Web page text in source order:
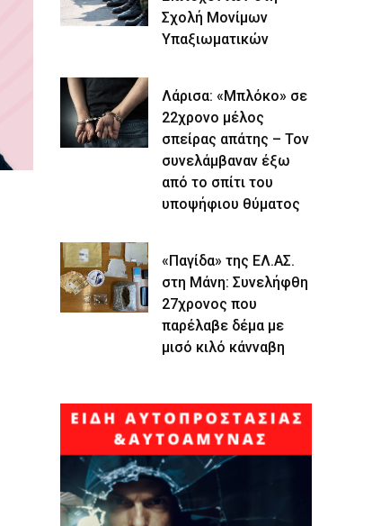
Σχολή Μονίμων
Υπαξιωματικών
Λάρισα: «Μπλόκο» σε
22χρονο μέλος
σπείρας απάτης – Τον
συνελάμβαναν έξω
από το σπίτι του
υποψήφιου θύματος
«Παγίδα» της ΕΛ.ΑΣ.
στη Μάνη: Συνελήφθη
27χρονος που
παρέλαβε δέμα με
μισό κιλό κάνναβη